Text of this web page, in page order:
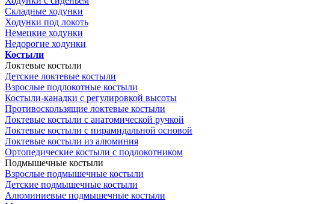
Складные ходунки
Ходунки под локоть
Немецкие ходунки
Недорогие ходунки
Костыли
Локтевые костыли
Детские локтевые костыли
Взрослые подлокотные костыли
Костыли-канадки с регулировкой высоты
Противоскользящие локтевые костыли
Локтевые костыли с анатомической ручкой
Локтевые костыли с пирамидальной основой
Локтевые костыли из алюминия
Ортопедические костыли с подлокотником
Подмышечные костыли
Взрослые подмышечные костыли
Детские подмышечные костыли
Алюминиевые подмышечные костыли